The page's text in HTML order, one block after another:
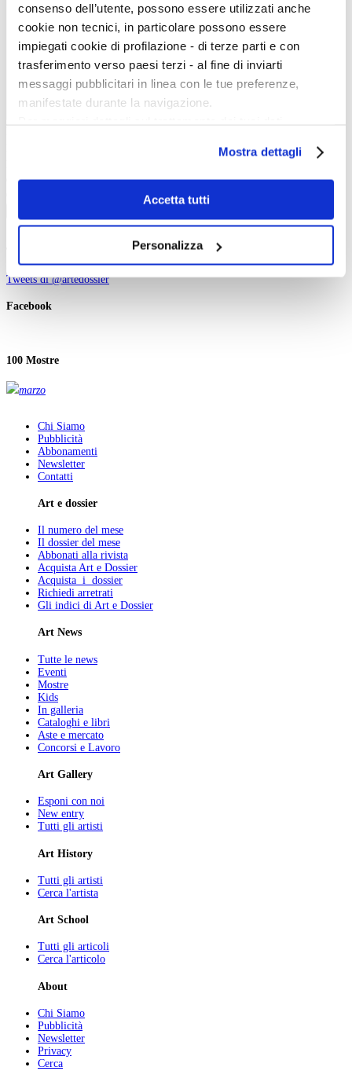
consenso dell’utente, possono essere utilizzati anche
cookie non tecnici, in particolare possono essere
impiegati cookie di profilazione - di terze parti e con
trasferimento verso paesi terzi - al fine di inviarti
messaggi pubblicitari in linea con le tue preferenze,
manifestate durante la navigazione.
scelte privacy sui cookie, ti invitiamo a prendere visione
dell’informativa cookie.
Chiudendo il banner tramite la “X” prosegui la
navigazione senza alcuna profilazione e con installazione
il tuo consenso alla profilazione che potrai revocare in
Mostra dettagli
Accetta tutti
Personalizza
Categoria:
Tweets di @artedossier
Facebook
100 Mostre
marzo
Chi Siamo
Pubblicità
Abbonamenti
Newsletter
Contatti
Art e dossier
Il numero del mese
Il dossier del mese
Abbonati alla rivista
Acquista Art e Dossier
Acquista i dossier
Richiedi arretrati
Gli indici di Art e Dossier
Art News
Tutte le news
Eventi
Mostre
Kids
In galleria
Cataloghi e libri
Aste e mercato
Concorsi e Lavoro
Art Gallery
Esponi con noi
New entry
Tutti gli artisti
Art History
Tutti gli artisti
Cerca l'artista
Art School
Tutti gli articoli
Cerca l'articolo
About
Chi Siamo
Pubblicità
Newsletter
Privacy
Cerca